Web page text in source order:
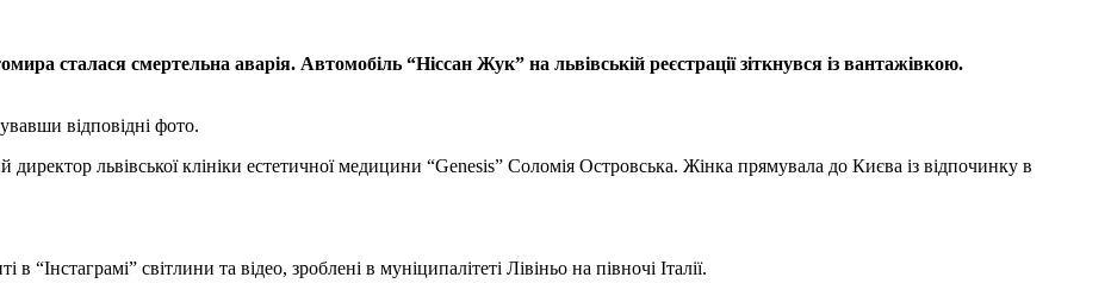
сталася смертельна аварія. Автомобіль “Ніссан Жук” на львівській реєстрації зіткнувся із вантажівкою.
відповідні фото.
львівської клініки естетичної медицини “Genesis” Соломія Островська. Жінка прямувала до Києва із відпочинку в
світлини та відео, зроблені в муніципалітеті Лівіньо на півночі Італії.